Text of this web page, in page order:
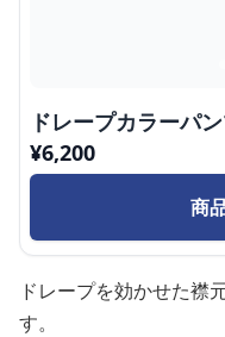
ドレープカラーパ
¥6,200
商
ドレープを効かせた襟
す。